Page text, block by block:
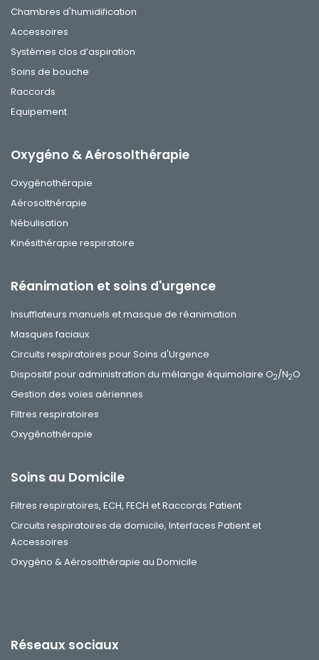
Chambres d'humidification
Accessoires
Systèmes clos d’aspiration
Soins de bouche
Raccords
Equipement
Oxygéno & Aérosolthérapie
Oxygénothérapie
Aérosolthérapie
Nébulisation
Kinésithérapie respiratoire
Réanimation et soins d'urgence
Insufflateurs manuels et masque de réanimation
Masques faciaux
Circuits respiratoires pour Soins d'Urgence
Dispositif pour administration du mélange équimolaire O2/N2O
Gestion des voies aériennes
Filtres respiratoires
Oxygénothérapie
Soins au Domicile
Filtres respiratoires, ECH, FECH et Raccords Patient
Circuits respiratoires de domicile, Interfaces Patient et
Accessoires
Oxygéno & Aérosolthérapie au Domicile
Réseaux sociaux